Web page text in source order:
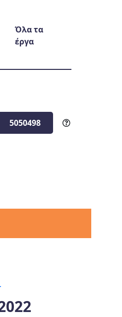
Όλα τα
έργα
5050498